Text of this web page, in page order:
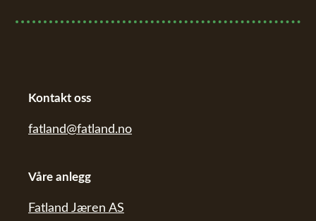
Kontakt oss
fatland@fatland.no
Våre anlegg
Fatland Jæren AS